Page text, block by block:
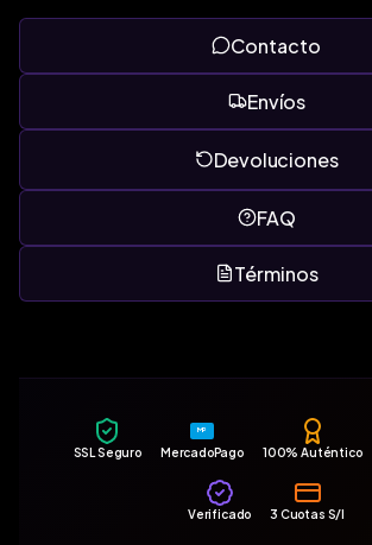
Contacto
Envíos
Devoluciones
FAQ
Términos
SSL Seguro
MP
MercadoPago 100% Auténtico
Verificado 3 Cuotas S/I